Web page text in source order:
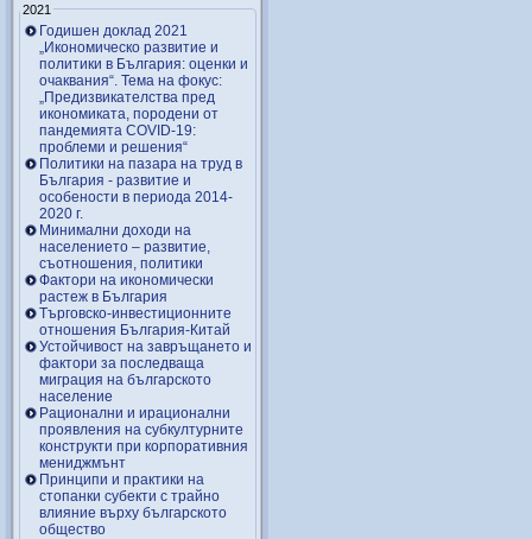
2021
Годишен доклад 2021
„Икономическо развитие и
политики в България: оценки и
очаквания“. Тема на фокус:
„Предизвикателства пред
икономиката, породени от
пандемията COVID-19:
проблеми и решения“
Политики на пазара на труд в
България - развитие и
особености в периода 2014-
2020 г.
Минимални доходи на
населението – развитие,
съотношения, политики
Фактори на икономически
растеж в България
Търговско-инвестиционните
отношения България-Китай
Устойчивост на завръщането и
фактори за последваща
миграция на българското
население
Рационални и ирационални
проявления на субкултурните
конструкти при корпоративния
мениджмънт
Принципи и практики на
стопанки субекти с трайно
влияние върху българското
общество